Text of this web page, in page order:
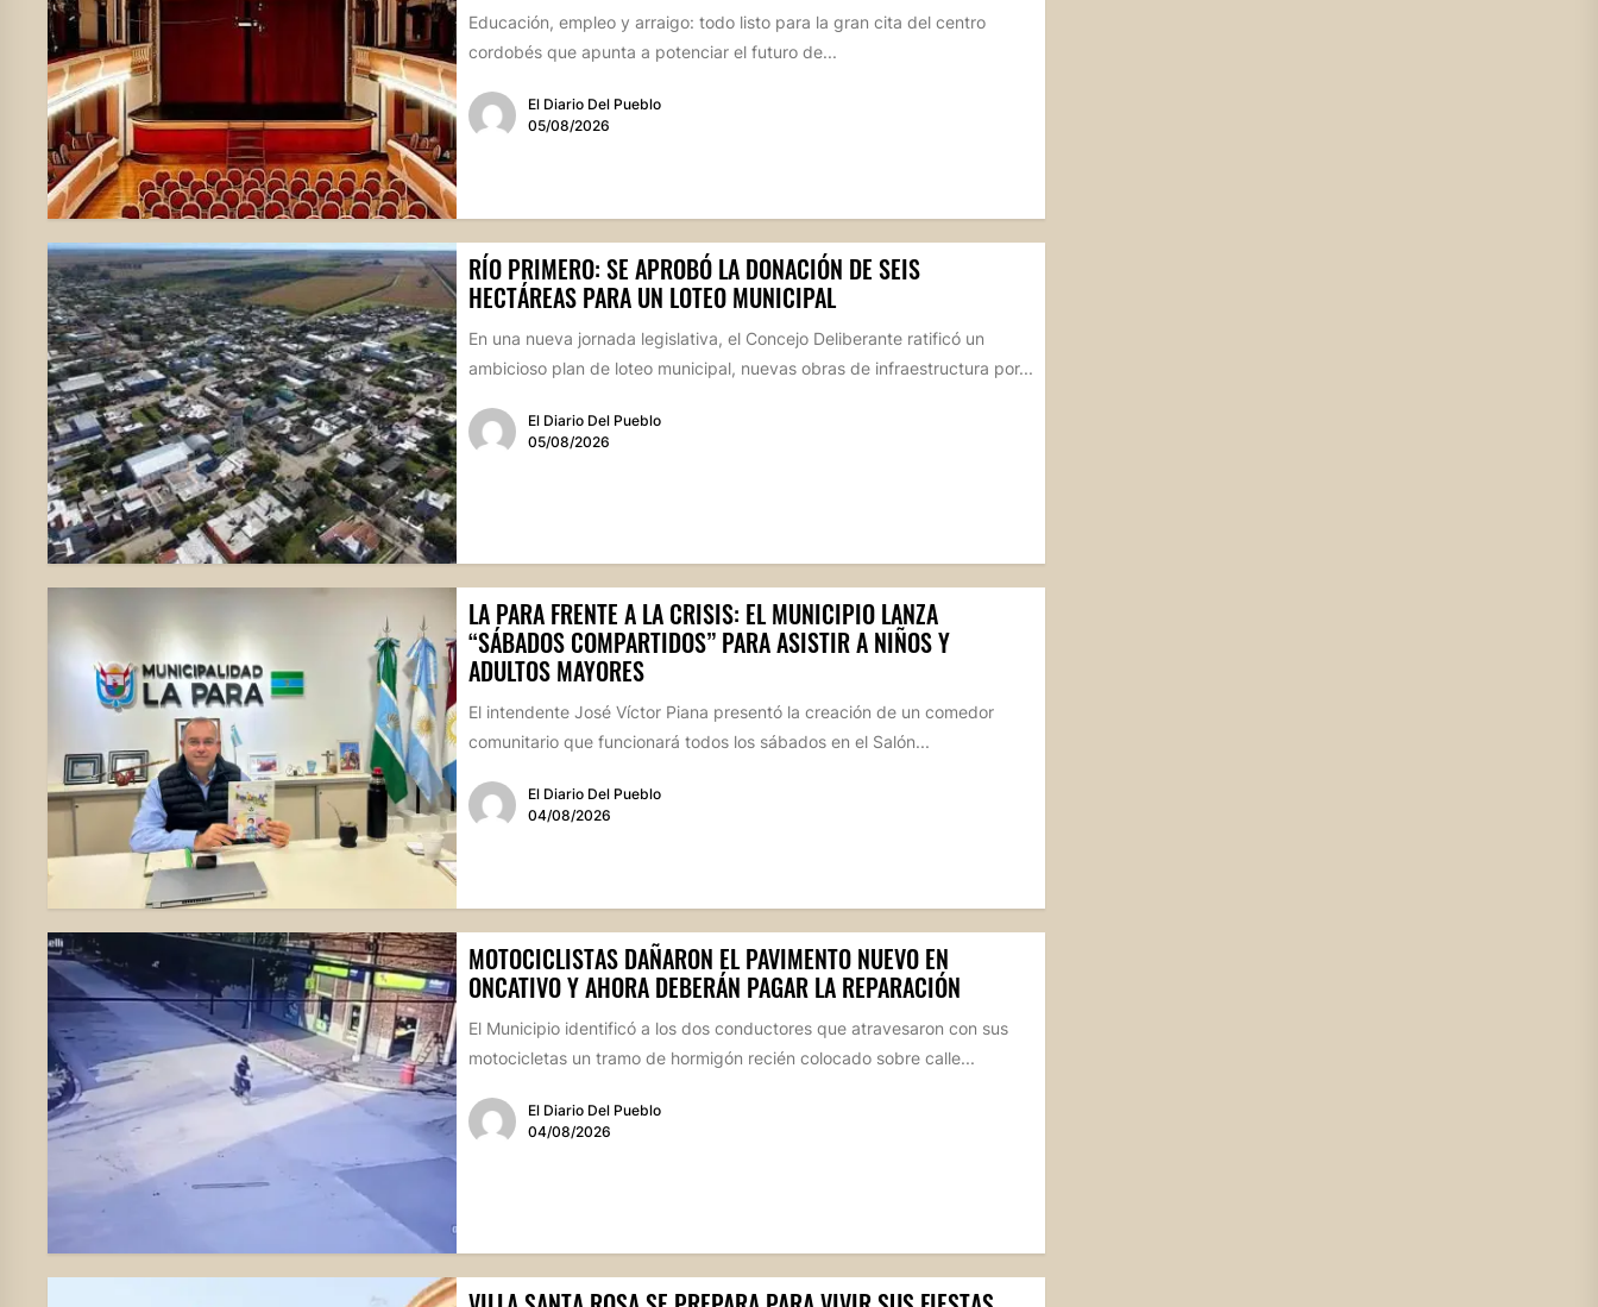
Educación, empleo y arraigo: todo listo para la gran cita del centro
cordobés que apunta a potenciar el futuro de...
El Diario Del Pueblo
05/08/2026
RÍO PRIMERO: SE APROBÓ LA DONACIÓN DE SEIS
HECTÁREAS PARA UN LOTEO MUNICIPAL
En una nueva jornada legislativa, el Concejo Deliberante ratificó un
ambicioso plan de loteo municipal, nuevas obras de infraestructura por...
El Diario Del Pueblo
05/08/2026
LA PARA FRENTE A LA CRISIS: EL MUNICIPIO LANZA
“SÁBADOS COMPARTIDOS” PARA ASISTIR A NIÑOS Y
ADULTOS MAYORES
El intendente José Víctor Piana presentó la creación de un comedor
comunitario que funcionará todos los sábados en el Salón...
El Diario Del Pueblo
04/08/2026
MOTOCICLISTAS DAÑARON EL PAVIMENTO NUEVO EN
ONCATIVO Y AHORA DEBERÁN PAGAR LA REPARACIÓN
El Municipio identificó a los dos conductores que atravesaron con sus
motocicletas un tramo de hormigón recién colocado sobre calle...
El Diario Del Pueblo
04/08/2026